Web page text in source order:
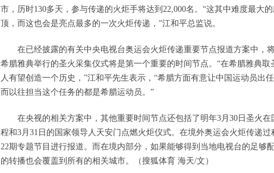
市，历时130多天，参与传递的火炬手将达到22,000名。“这其中难度最大
顶，而这也会是亮点最多的一次火炬传递，”江和平总监说。
在已经披露的有关中央电视台奥运会火炬传递重要节点报道方案中，
希腊雅典举行的圣火采集仪式将是第一个重要的时间节点。“在希腊雅典取
人有望创造一个历史，”江和平先生表示，“希腊方面有意让中国运动员出
而以往担当这个任务的都是希腊运动员。”
在央视的相关方案中，其他重要时间节点还包括了明年3月30日圣火在
程和3月31日的国家领导人天安门点燃火炬仪式。在境外奥运会火炬传递
22期专题节目进行报道。而在境内部分，如果能够得到当地电视台的足够
的转播也会覆盖到所有的相关城市。（搜狐体育 海天/文）